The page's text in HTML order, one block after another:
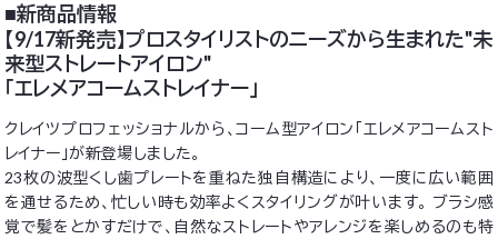
■新商品情報
【9/17新発売】プロスタイリストのニーズから生まれた"未
来型ストレートアイロン"
「エレメアコームストレイナー」
クレイツプロフェッショナルから、コーム型アイロン「エレメアコームスト
レイナー」が新登場しました。
23枚の波型くし歯プレートを重ねた独自構造により、一度に広い範囲
を通せるため、忙しい時も効率よくスタイリングが叶います。 ブラシ感
覚で髪をとかすだけで、自然なストレートやアレンジを楽しめるのも特